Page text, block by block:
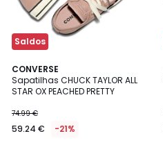
Saldos
CONVERSE
Sapatilhas CHUCK TAYLOR ALL
STAR OX PEACHED PRETTY
€
em
74.99 €
59.24 € -21%